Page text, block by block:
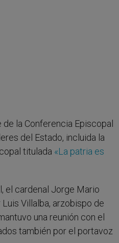
la Conferencia Episcopal
del Estado, incluida la
titulada «La patria es
el cardenal Jorge Mario
Villalba, arzobispo de
una reunión con el
también por el portavoz